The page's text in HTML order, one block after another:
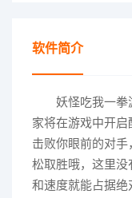
软件简介
妖怪吃我一
家将在游戏中开
击败你眼前的对
松取胜哦，这里
和速度就能占据绝